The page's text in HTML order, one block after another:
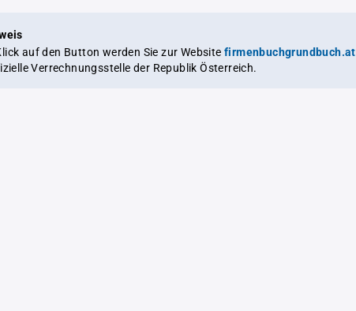
auf den Button werden Sie zur Website firmenbuchgrundbuch.at
Verrechnungsstelle der Republik Österreich.